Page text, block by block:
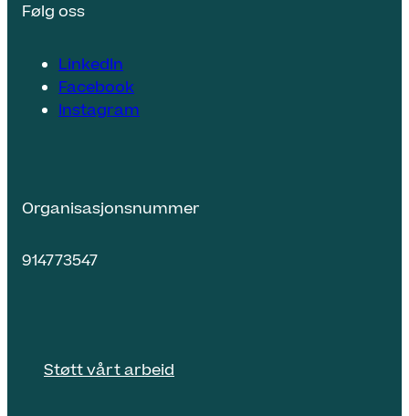
Følg oss
LinkedIn
Facebook
Instagram
Organisasjonsnummer
914773547
Støtt vårt arbeid